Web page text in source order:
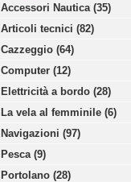
Accessori Nautica (35)
Articoli tecnici (82)
Cazzeggio (64)
Computer (12)
Elettricità a bordo (28)
La vela al femminile (6)
Navigazioni (97)
Pesca (9)
Portolano (28)